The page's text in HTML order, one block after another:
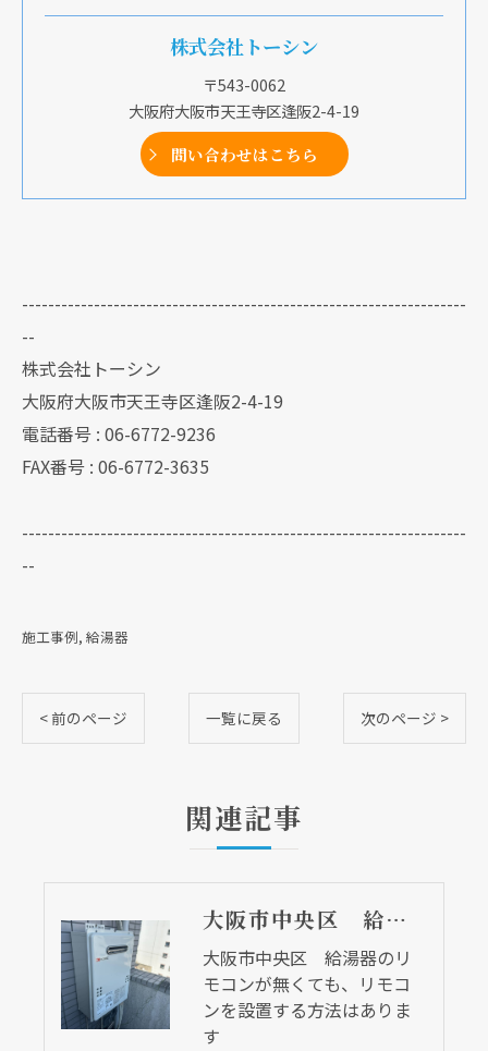
株式会社トーシン
〒543-0062
大阪府大阪市天王寺区逢阪2-4-19
問い合わせはこちら
--------------------------------------------------------------------
--
株式会社トーシン
大阪府大阪市天王寺区逢阪2-4-19
電話番号 : 06-6772-9236
FAX番号 : 06-6772-3635
--------------------------------------------------------------------
--
施工事例 給湯器
< 前のページ 一覧に戻る 次のページ >
関連記事
大阪市中央区 給湯器のリモコンが無くても、リモコンを設置する方法はあります
大阪市中央区 給湯器のリ
モコンが無くても、リモコ
ンを設置する方法はありま
す